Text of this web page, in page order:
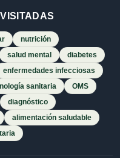
nutrición
salud mental
diabetes
enfermedades infecciosas
sanitaria
OMS
diagnóstico
alimentación saludable